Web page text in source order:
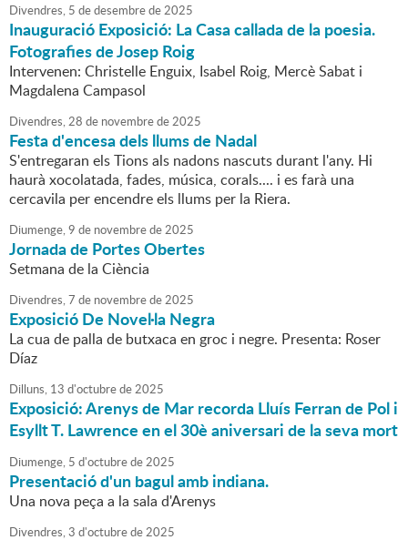
Divendres, 5 dedesembrede2025
Inauguració Exposició: La Casa callada de la poesia.
Fotografies de Josep Roig
Intervenen: Christelle Enguix, Isabel Roig, Mercè Sabat i
Magdalena Campasol
Divendres,28 de novembrede2025
Festa d'encesa dels llums de Nadal
S'entregaran els Tions als nadons nascuts durant l'any. Hi
haurà xocolatada, fades, música, corals.... i es farà una
cercavila per encendre els llums per la Riera.
Diumenge,9 de novembrede2025
Jornada de Portes Obertes
Setmana de la Ciència
Divendres,7 de novembrede2025
Exposició De Novel·la Negra
La cua de palla de butxaca en groc i negre. Presenta: Roser
Díaz
Dilluns, 13 d'octubrede2025
Exposició: Arenys de Mar recorda Lluís Ferran de Pol i
Esyllt T. Lawrence en el 30è aniversari de la seva mort
Diumenge, 5 d'octubrede2025
Presentació d'un bagul amb indiana.
Una nova peça a la sala d'Arenys
Divendres,3 d'octubrede2025